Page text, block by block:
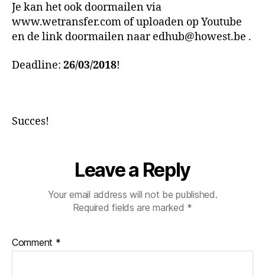
Je kan het ook doormailen via
www.wetransfer.com of uploaden op Youtube
en de link doormailen naaredhub@howest.be .
Deadline: 26/03/2018!
Succes!
Leave a Reply
Your email address will not be published.
Required fields are marked *
Comment *